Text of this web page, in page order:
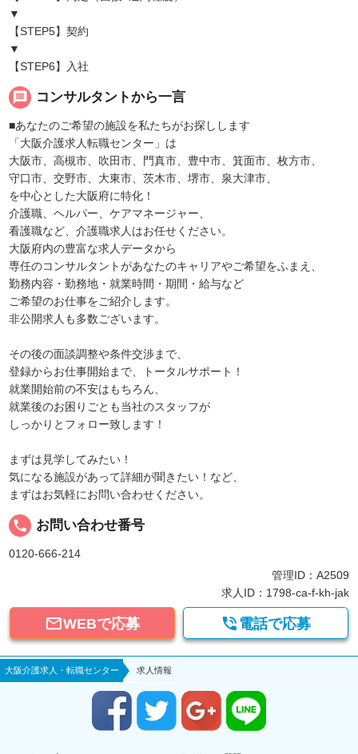
▼
【STEP5】契約
▼
【STEP6】入社
message コンサルタントから一言
■あなたのご希望の施設を私たちがお探しします
「大阪介護求人転職センター」は
大阪市、高槻市、吹田市、門真市、豊中市、箕面市、枚方市、
守口市、交野市、大東市、茨木市、堺市、泉大津市、
を中心とした大阪府に特化！
介護職、ヘルパー、ケアマネージャー、
看護職など、介護職求人はお任せください。
大阪府内の豊富な求人データから
専任のコンサルタントがあなたのキャリアやご希望をふまえ、
勤務内容・勤務地・就業時間・期間・給与など
ご希望のお仕事をご紹介します。
非公開求人も多数ございます。
その後の面談調整や条件交渉まで、
登録からお仕事開始まで、トータルサポート！
就業開始前の不安はもちろん、
就業後のお困りごとも当社のスタッフが
しっかりとフォロー致します！
まずは見学してみたい！
気になる施設があって詳細が聞きたい！など、
まずはお気軽にお問い合わせください。
local_phone お問い合わせ番号
0120-666-214
管理ID：A2509
求人ID：1798-ca-f-kh-jak
WEBで応募  電話で応募
大阪介護求人・転職センター 求人情報